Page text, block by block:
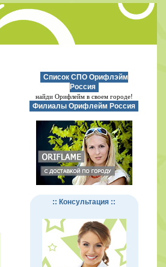
Список СПО Орифлэйм
Россия
найди Орифлейм в своем городе!
Филиалы Орифлейм Россия
:: Консультация ::